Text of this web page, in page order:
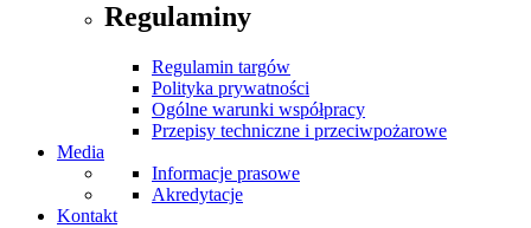
Regulaminy
Regulamin targów
Polityka prywatności
Ogólne warunki współpracy
Przepisy techniczne i przeciwpożarowe
Media
Informacje prasowe
Akredytacje
Kontakt